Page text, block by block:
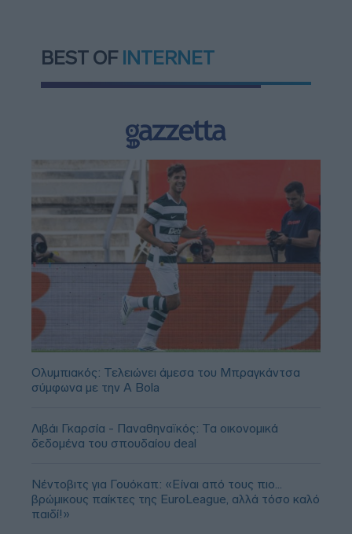
BEST OF INTERNET
Ολυμπιακός: Τελειώνει άμεσα του Μπραγκάντσα
σύμφωνα με την A Bola
Λιβάι Γκαρσία - Παναθηναϊκός: Τα οικονομικά
δεδομένα του σπουδαίου deal
Νέντοβιτς για Γουόκαπ: «Είναι από τους πιο...
βρώμικους παίκτες της EuroLeague, αλλά τόσο καλό
παιδί!»